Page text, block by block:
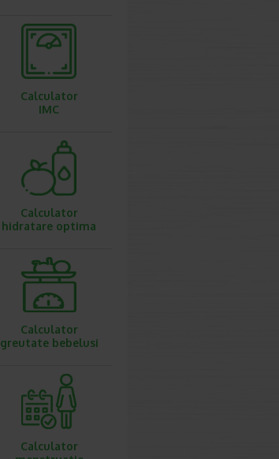
Calculator
IMC
Calculator
hidratare optima
Calculator
greutate bebelusi
Calculator